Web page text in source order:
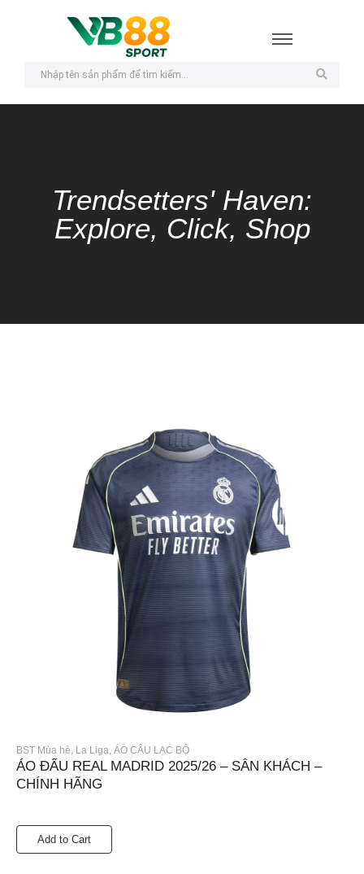
Trendsetters' Haven:
Explore, Click, Shop
BST Mùa hè, La Liga, ÁO CÂU LẠC BỘ
ÁO ĐẤU REAL MADRID 2025/26 – SÂN KHÁCH –
CHÍNH HÃNG
Add to Cart